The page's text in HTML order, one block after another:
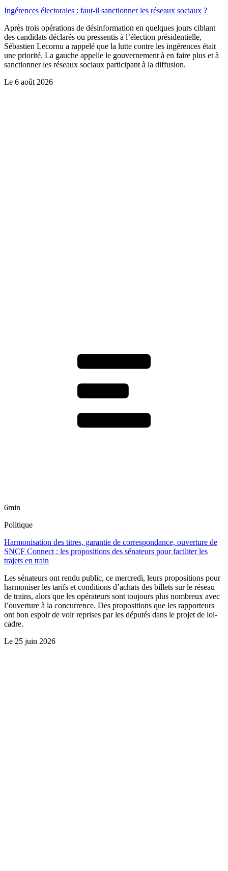
Ingérences électorales : faut-il sanctionner les réseaux sociaux ?
Après trois opérations de désinformation en quelques jours ciblant
des candidats déclarés ou pressentis à l’élection présidentielle,
Sébastien Lecornu a rappelé que la lutte contre les ingérences était
une priorité. La gauche appelle le gouvernement à en faire plus et à
sanctionner les réseaux sociaux participant à la diffusion.
Le 6 août 2026
6min
Politique
Harmonisation des titres, garantie de correspondance, ouverture de
SNCF Connect : les propositions des sénateurs pour faciliter les
trajets en train
Les sénateurs ont rendu public, ce mercredi, leurs propositions pour
harmoniser les tarifs et conditions d’achats des billets sur le réseau
de trains, alors que les opérateurs sont toujours plus nombreux avec
l’ouverture à la concurrence. Des propositions que les rapporteurs
ont bon espoir de voir reprises par les députés dans le projet de loi-
cadre.
Le 25 juin 2026